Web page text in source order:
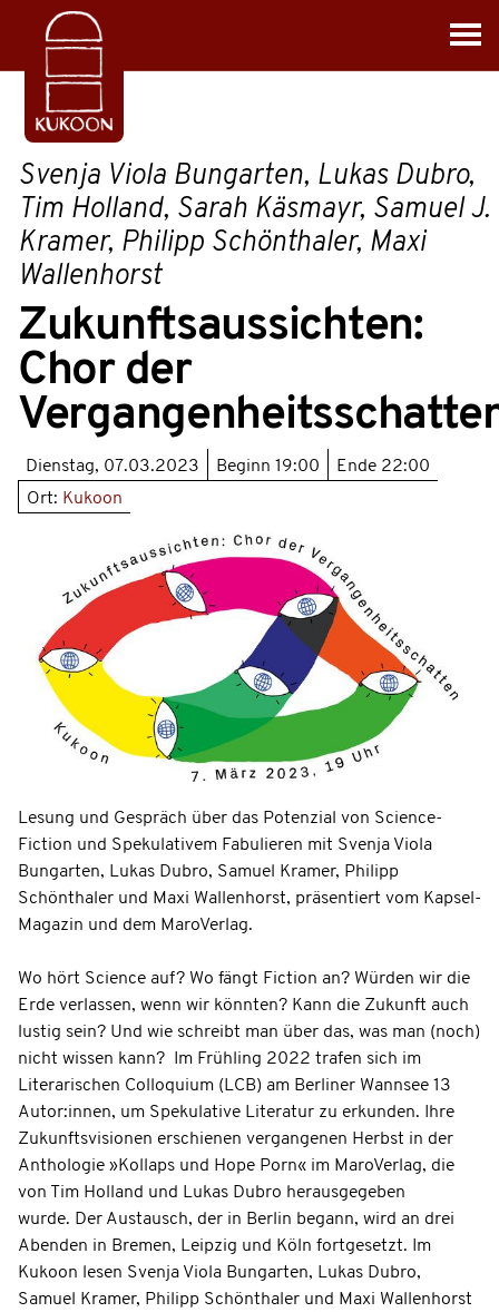
Svenja Viola Bungarten, Lukas Dubro,
Tim Holland, Sarah Käsmayr, Samuel J.
Kramer, Philipp Schönthaler, Maxi
Wallenhorst
Zukunftsaussichten:
Chor der
Dienstag, 07.03.2023 Beginn 19:00 Ende 22:00
Ort: Kukoon
Lesung und Gespräch über das Potenzial von Science-
Fiction und Spekulativem Fabulieren mit Svenja Viola
Bungarten, Lukas Dubro, Samuel Kramer, Philipp
Schönthaler und Maxi Wallenhorst, präsentiert vom Kapsel-
Magazin und dem MaroVerlag.
Wo hört Science auf? Wo fängt Fiction an? Würden wir die
Erde verlassen, wenn wir könnten? Kann die Zukunft auch
lustig sein? Und wie schreibt man über das, was man (noch)
nicht wissen kann?
Im Frühling 2022 trafen sich im
Literarischen Colloquium (LCB) am Berliner Wannsee 13
Autor:innen, um Spekulative Literatur zu erkunden. Ihre
Zukunftsvisionen erschienen vergangenen Herbst in der
Anthologie »Kollaps und Hope Porn« im MaroVerlag, die
von Tim Holland und Lukas Dubro herausgegeben
wurde. Der Austausch, der in Berlin begann, wird an drei
Abenden in Bremen, Leipzig und Köln fortgesetzt. Im
Kukoon lesen Svenja Viola Bungarten, Lukas Dubro,
Samuel Kramer, Philipp Schönthaler und Maxi Wallenhorst